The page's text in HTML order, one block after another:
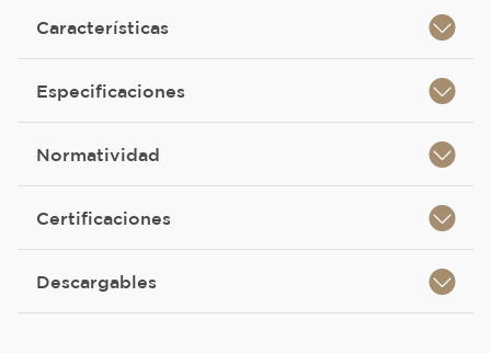
Características
Especificaciones
Normatividad
Certificaciones
Descargables